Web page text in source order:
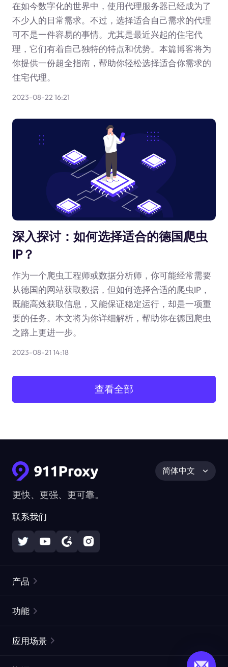
在如今数字化的世界中，使用代理服务器已经成为了
不少人的日常需求。不过，选择适合自己需求的代理
可不是一件容易的事情。尤其是最近兴起的住宅代
理，它们有着自己独特的特点和优势。本篇博客将为
你提供一份超全指南，帮助你轻松选择适合你需求的
住宅代理。
2023-08-22 16:21
深入探讨：如何选择适合的德国爬虫
IP？
作为一个爬虫工程师或数据分析师，你可能经常需要
从德国的网站获取数据，但如何选择合适的爬虫IP，
既能高效获取信息，又能保证稳定运行，却是一项重
要的任务。本文将为你详细解析，帮助你在德国爬虫
之路上更进一步。
2023-08-21 14:18
查看全部
更快、更强、更可靠。
联系我们
简体中文
产品
静态住宅代理
功能
应用场景